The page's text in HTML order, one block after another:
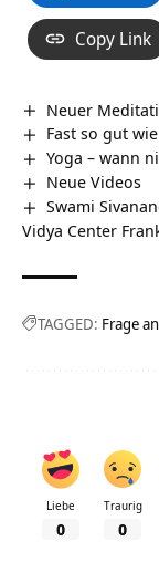
Copy Link
Neuer
Fast so gut
Yoga – wann
Neue Videos
Swami
Vidya Center
TAGGED: Frage
Liebe
0
Traurig
0